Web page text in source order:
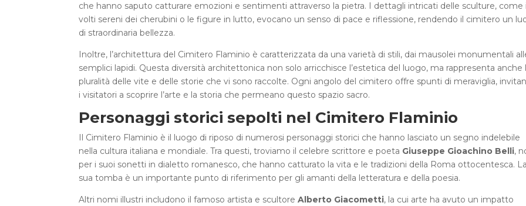
che hanno saputo catturare emozioni e sentimenti attraverso la pietra. I dettagli intricati delle sculture, come i
volti sereni dei cherubini o le figure in lutto, evocano un senso di pace e riflessione, rendendo il cimitero un
di straordinaria bellezza.
Inoltre, l’architettura del Cimitero Flaminio è caratterizzata da una varietà di stili, dai mausolei monumentali
semplici lapidi. Questa diversità architettonica non solo arricchisce l’estetica del luogo, ma rappresenta anche
pluralità delle vite e delle storie che vi sono raccolte. Ogni angolo del cimitero offre spunti di meraviglia,
i visitatori a scoprire l’arte e la storia che permeano questo spazio sacro.
Personaggi storici sepolti nel Cimitero Flaminio
Il Cimitero Flaminio è il luogo di riposo di numerosi personaggi storici che hanno lasciato un segno indelebile
nella cultura italiana e mondiale. Tra questi, troviamo il celebre scrittore e poeta Giuseppe Gioachino Belli,
per i suoi sonetti in dialetto romanesco, che hanno catturato la vita e le tradizioni della Roma ottocentesca. La
sua tomba è un importante punto di riferimento per gli amanti della letteratura e della poesia.
Altri nomi illustri includono il famoso artista e scultoreAlberto Giacometti, la cui arte ha avuto un impatto